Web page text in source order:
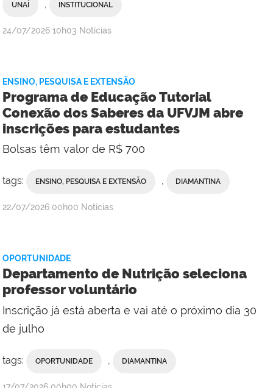
UNAÍ INSTITUCIONAL
publicado
24/07/2026 10h03 Notícias
ENSINO, PESQUISA E EXTENSÃO
Programa de Educação Tutorial
Conexão dos Saberes da UFVJM abre
inscrições para estudantes
Bolsas têm valor de R$ 700
tags: ENSINO, PESQUISA E EXTENSÃO , DIAMANTINA
publicado
22/07/2026 00h00 Notícias
OPORTUNIDADE
Departamento de Nutrição seleciona
professor voluntário
Inscrição já está aberta e vai até o próximo dia 30
de julho
tags: OPORTUNIDADE DIAMANTINA
publicado